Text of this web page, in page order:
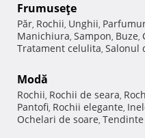
Frumuseţe
Păr, Rochii, Unghii,
Manichiura, Sampon, Buze,
Tratament celulita, Salonul
Modă
Rochii, Rochii de seara,
Pantofi, Rochii elegante,
Ochelari de soare,